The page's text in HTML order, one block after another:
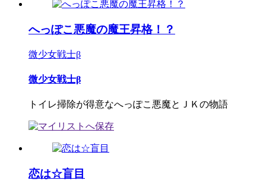
へっぽこ悪魔の魔王昇格！？
微少女戦士β
微少女戦士β
トイレ掃除が得意なへっぽこ悪魔とＪＫの物語
恋は☆盲目